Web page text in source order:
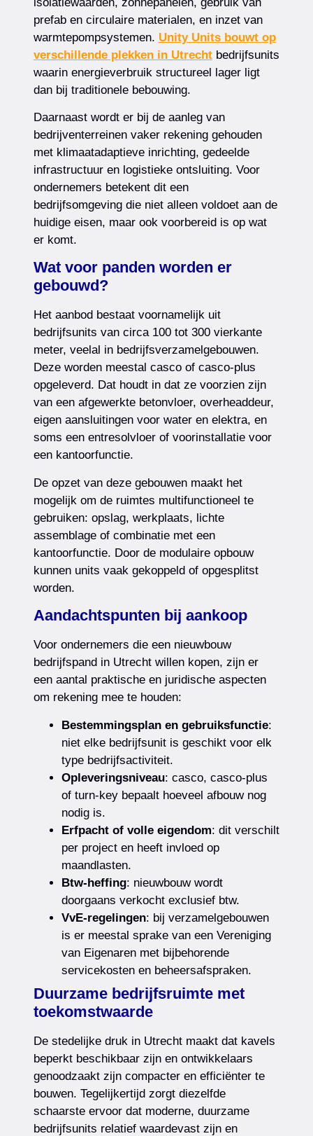
prefab en circulaire materialen, en inzet van
warmtepompsystemen. Unity Units bouwt op
verschillende plekken in Utrechtbedrijfsunits
waarin energieverbruik structureel lager ligt
dan bij traditionele bebouwing.
Daarnaast wordt er bij de aanleg van
bedrijventerreinen vaker rekening gehouden
met klimaatadaptieve inrichting, gedeelde
infrastructuur en logistieke ontsluiting. Voor
ondernemers betekent dit een
bedrijfsomgeving die niet alleen voldoet aan de
huidige eisen, maar ook voorbereid is op wat
er komt.
Wat voor panden worden er
gebouwd?
Het aanbod bestaat voornamelijk uit
bedrijfsunits van circa 100 tot 300 vierkante
meter, veelal in bedrijfsverzamelgebouwen.
Deze worden meestal casco of casco-plus
opgeleverd. Dat houdt in dat ze voorzien zijn
van een afgewerkte betonvloer, overheaddeur,
eigen aansluitingen voor water en elektra, en
soms een entresolvloer of voorinstallatie voor
een kantoorfunctie.
De opzet van deze gebouwen maakt het
mogelijk om de ruimtes multifunctioneel te
gebruiken: opslag, werkplaats, lichte
assemblage of combinatie met een
kantoorfunctie. Door de modulaire opbouw
kunnen units vaak gekoppeld of opgesplitst
worden.
Aandachtspunten bij aankoop
Voor ondernemers die een nieuwbouw
bedrijfspand in Utrecht willen kopen, zijn er
een aantal praktische en juridische aspecten
om rekening mee te houden:
Bestemmingsplan en gebruiksfunctie:
niet elke bedrijfsunit is geschikt voor elk
type bedrijfsactiviteit.
Opleveringsniveau: casco, casco-plus
of turn-key bepaalt hoeveel afbouw nog
nodig is.
Erfpacht of volle eigendom: dit verschilt
per project en heeft invloed op
maandlasten.
Btw-heffing: nieuwbouw wordt
doorgaans verkocht exclusief btw.
VvE-regelingen: bij verzamelgebouwen
is er meestal sprake van een Vereniging
van Eigenaren met bijbehorende
servicekosten en beheersafspraken.
Duurzame bedrijfsruimte met
toekomstwaarde
De stedelijke druk in Utrecht maakt dat kavels
beperkt beschikbaar zijn en ontwikkelaars
genoodzaakt zijn compacter en efficiënter te
bouwen. Tegelijkertijd zorgt diezelfde
schaarste ervoor dat moderne, duurzame
bedrijfsunits relatief waardevast zijn en